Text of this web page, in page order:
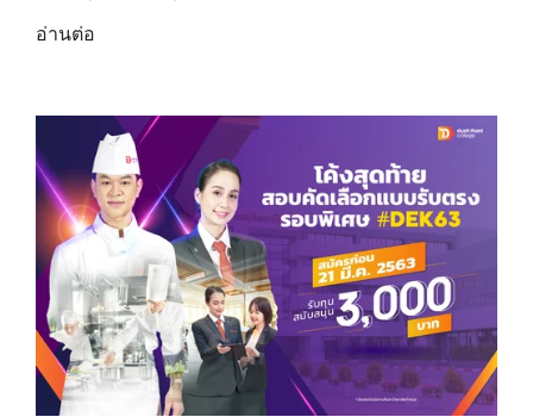
อ่านต่อ